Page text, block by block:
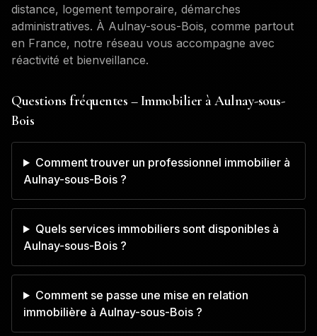
distance, logement temporaire, démarches
administratives. À Aulnay-sous-Bois, comme partout
en France, notre réseau vous accompagne avec
réactivité et bienveillance.
Questions fréquentes – Immobilier àAulnay-sous-
Bois
Comment trouver un professionnel immobilier à
Aulnay-sous-Bois ?
Quels services immobiliers sont disponibles à
Aulnay-sous-Bois ?
Comment se passe une mise en relation
immobilière à Aulnay-sous-Bois ?